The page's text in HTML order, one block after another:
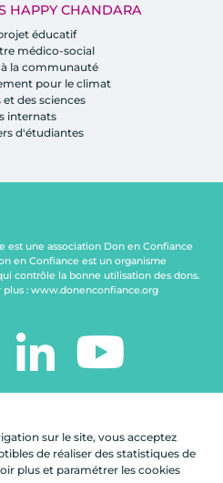
sur le site, vous acceptez
de réaliser des statistiques de
plus et paramétrer les cookies
HAPPY CHANDARA
éducatif
médico-social
la communauté
pour le climat
et des sciences
internats
d'étudiantes
est une association Don en Confiance
en Confiance est un organisme
contrôle la bonne utilisation des dons.
plus : www.donenconfiance.org
Billancourt